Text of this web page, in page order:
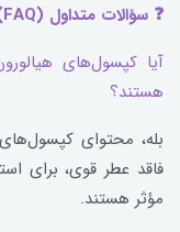
❓ سؤالات متداول (FAQ)
آیا کپسول‌های
هستند؟
بله، محتوای
فاقد عطر قوی، برای
مؤثر هستند.